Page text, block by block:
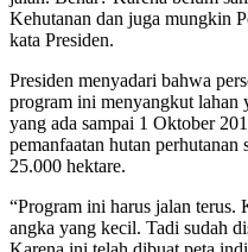
Kehutanan dan juga mungkin
kata Presiden.
Presiden menyadari bahwa
program ini menyangkut lahan
yang ada sampai 1 Oktober
pemanfaatan hutan perhutanan
25.000 hektare.
“Program ini harus jalan terus.
angka yang kecil. Tadi sudah